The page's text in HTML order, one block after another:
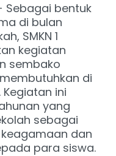
Sebagai bentuk
di bulan
SMKN 1
kegiatan
sembako
di
ini
yang
sebagai
dan
para siswa.